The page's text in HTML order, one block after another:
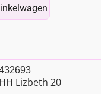
HH Lizbeth 20